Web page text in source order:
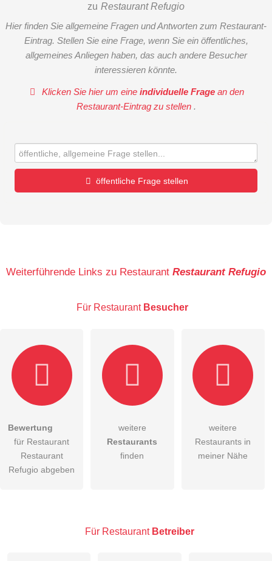
zu Restaurant Refugio
Hier finden Sie allgemeine Fragen und Antworten zum Restaurant-
Eintrag. Stellen Sie eine Frage, wenn Sie ein öffentliches,
allgemeines Anliegen haben, das auch andere Besucher
interessieren könnte.
Klicken Sie hier um eineindividuelle Frage an den
Restaurant-Eintrag zu stellen .
öffentliche Frage stellen
E-Mail-Adresse (wird nicht veröffentlicht)
Hiermit akzeptiere ich dieAGB
DieDatenschutzerklärung habe ich zur Kenntnis genommen.
Besucher sichtbar.
Weiterführende Links zu Restaurant Restaurant Refugio
Für Restaurant Besucher
Bewertung
für Restaurant
Restaurant
Refugio abgeben
weitere
Restaurants
finden
weitere
Restaurants in
meiner Nähe
Für Restaurant Betreiber